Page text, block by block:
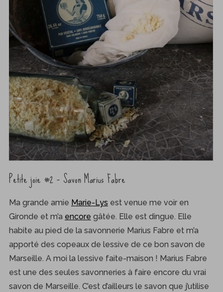
Petite joie #2 – Savon Marius Fabre
Ma grande amie Marie-Lys est venue me voir en
Gironde et m’a encore gâtée. Elle est dingue. Elle
habite au pied de la savonnerie Marius Fabre et m’a
apporté des copeaux de lessive de ce bon savon de
Marseille. A moi la lessive faite-maison ! Marius Fabre
est une des seules savonneries à faire encore du vrai
savon de Marseille. C’est d’ailleurs le savon que j’utilise